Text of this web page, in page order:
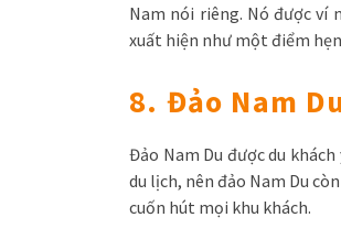
Nam nói riêng. Nó được ví
xuất hiện như một điểm
8. Đảo Nam
Đảo Nam Du được du
du lịch, nên đảo Nam Du
cuốn hút mọi khu khách.